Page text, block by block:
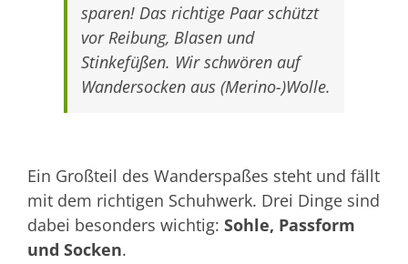
sparen! Das richtige Paar schützt
vor Reibung, Blasen und
Stinkefüßen. Wir schwören auf
Wandersocken aus (Merino-)Wolle.
Ein Großteil des Wanderspaßes steht und fällt
mit dem richtigen Schuhwerk. Drei Dinge sind
dabei besonders wichtig: Sohle, Passform
und Socken.